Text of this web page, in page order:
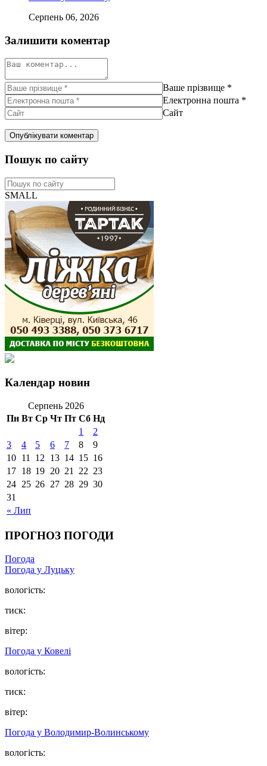
Серпень 06, 2026
Залишити коментар
Ваше прізвище *
Електронна пошта *
Сайт
Пошук по сайту
SMALL
Календар новин
Серпень 2026
Пн Вт Ср Чт Пт Сб Нд
« Лип
1
2
3
4 5 6 7 8
9
10 11 12 13 14 15 16
17 18 19 20 21 22 23
24 25 26 27 28 29 30
31
ПРОГНОЗ ПОГОДИ
Погода
Погода у Луцьку
вологість:
тиск:
вітер:
Погода у Ковелі
вологість:
тиск:
вітер:
Погода у Володимир-Волинському
вологість: